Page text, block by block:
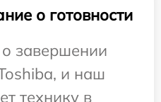
о готовности
завершении
и наш
технику в